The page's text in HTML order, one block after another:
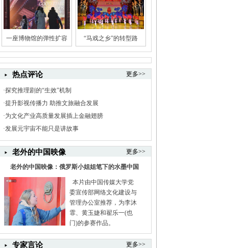
一座博物馆的弹性扩容 “马戏之乡”的转型路
热点评论 更多>>
·探究推理剧的“生效”机制
·提升影视传播力 助推文旅融合发展
·为文化产业高质量发展插上金融翅膀
·发展元宇宙不能只是讲故事
老外的中国映像 更多>>
老外的中国映像：俄罗斯小姐姐笔下的水墨中国
本片由中国传媒大学党
委宣传部网络文化建设与
管理办公室推荐，为李沐
霏、黄玉婕和翟乐一(也
门)的参赛作品。
专家言论 更多>>